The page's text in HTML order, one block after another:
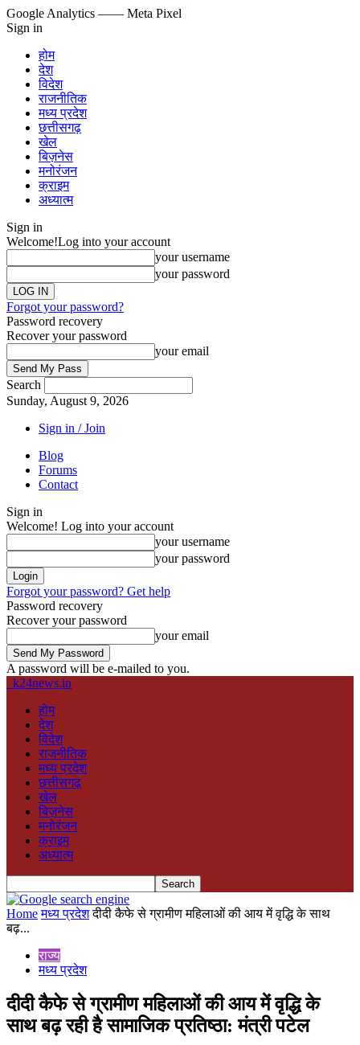
Google Analytics —— Meta Pixel
Sign in
होम
देश
विदेश
राजनीतिक
मध्य प्रदेश
छत्तीसगढ़
खेल
बिज़नेस
मनोरंजन
क्राइम
अध्यात्म
Sign in
Welcome!Log into your account
your username
your password
Forgot your password?
Password recovery
Recover your password
your email
Search
Sunday, August 9, 2026
Sign in / Join
Blog
Forums
Contact
Sign in
Welcome! Log into your account
your username
your password
Forgot your password? Get help
Password recovery
Recover your password
your email
A password will be e-mailed to you.
k24news.in
होम
देश
विदेश
राजनीतिक
मध्य प्रदेश
छत्तीसगढ़
खेल
बिज़नेस
मनोरंजन
क्राइम
अध्यात्म
Home मध्य प्रदेश दीदी कैफे से ग्रामीण महिलाओं की आय में वृद्धि के साथ
बढ़...
राज्य
मध्य प्रदेश
दीदी कैफे से ग्रामीण महिलाओं की आय में वृद्धि के
साथ बढ़ रही है सामाजिक प्रतिष्ठा: मंत्री पटेल